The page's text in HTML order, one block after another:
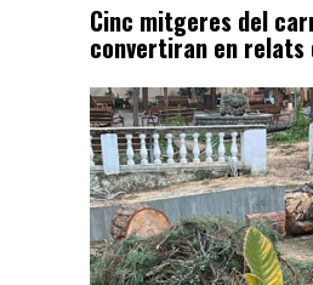
Cinc mitgeres del
convertiran en relats